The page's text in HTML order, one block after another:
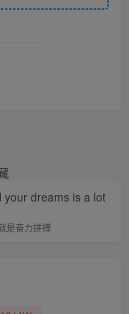
dreams is a lot
是奋力拼搏